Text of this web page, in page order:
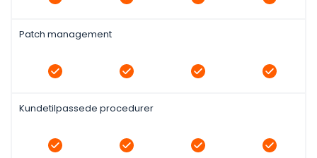
Patch management
Kundetilpassede procedurer